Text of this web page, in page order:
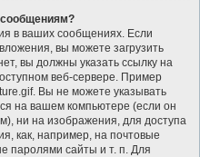
сообщениям?
в ваших сообщениях. Если
вы можете загрузить
вы должны указать ссылку на
веб-сервере. Пример
Вы не можете указывать
на вашем компьютере (если он
ни на изображения, для доступа
как, например, на почтовые
паролями сайты и т. п. Для